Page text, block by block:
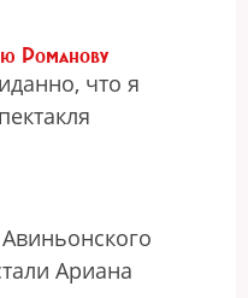
Романову
что я
Ариана